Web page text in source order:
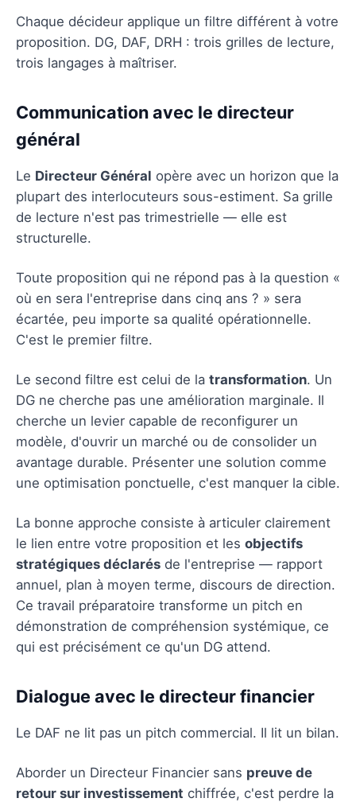
Chaque décideur applique un filtre différent à votre
proposition. DG, DAF, DRH : trois grilles de lecture,
trois langages à maîtriser.
Communication avec le directeur
général
Le Directeur Général opère avec un horizon que la
plupart des interlocuteurs sous-estiment. Sa grille
de lecture n'est pas trimestrielle — elle est
structurelle.
Toute proposition qui ne répond pas à la question «
où en sera l'entreprise dans cinq ans ? » sera
écartée, peu importe sa qualité opérationnelle.
C'est le premier filtre.
Le second filtre est celui de la transformation. Un
DG ne cherche pas une amélioration marginale. Il
cherche un levier capable de reconfigurer un
modèle, d'ouvrir un marché ou de consolider un
avantage durable. Présenter une solution comme
une optimisation ponctuelle, c'est manquer la cible.
La bonne approche consiste à articuler clairement
le lien entre votre proposition et les objectifs
stratégiques déclarés de l'entreprise — rapport
annuel, plan à moyen terme, discours de direction.
Ce travail préparatoire transforme un pitch en
démonstration de compréhension systémique, ce
qui est précisément ce qu'un DG attend.
Dialogue avec le directeur financier
Le DAF ne lit pas un pitch commercial. Il lit un bilan.
Aborder un Directeur Financier sans preuve de
retour sur investissement chiffrée, c'est perdre la